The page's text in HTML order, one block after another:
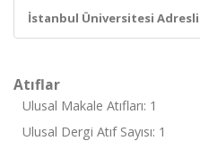
İstanbul Üniversitesi
Atıflar
Ulusal Makale Atıfları: 1
Ulusal Dergi Atıf Sayısı: 1